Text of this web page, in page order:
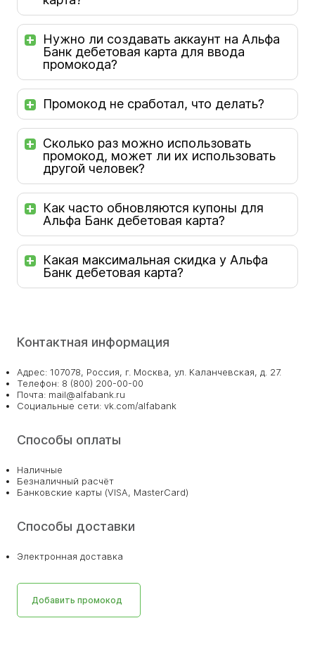
Нужно ли создавать аккаунт на Альфа
Банк дебетовая карта для ввода
промокода?
Промокод не сработал, что делать?
Сколько раз можно использовать
промокод, может ли их использовать
другой человек?
Как часто обновляются купоны для
Альфа Банк дебетовая карта?
Какая максимальная скидка у Альфа
Банк дебетовая карта?
Контактная информация
Адрес: 107078, Россия, г. Москва, ул. Каланчевская, д. 27.
Телефон: 8 (800) 200-00-00
Почта: mail@alfabank.ru
Социальные сети: vk.com/alfabank
Способы оплаты
Наличные
Безналичный расчёт
Банковские карты (VISA, MasterCard)
Способы доставки
Электронная доставка
Добавить промокод